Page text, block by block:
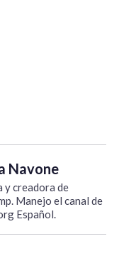
Navone
y creadora de
Manejo el canal de
Español.